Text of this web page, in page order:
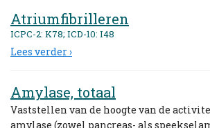
Atriumfibrilleren
ICPC-2: K78; ICD-10: I48
Lees verder ›
Amylase, totaal
Vaststellen van de hoogte van de
amylase (zowel pancreas- als